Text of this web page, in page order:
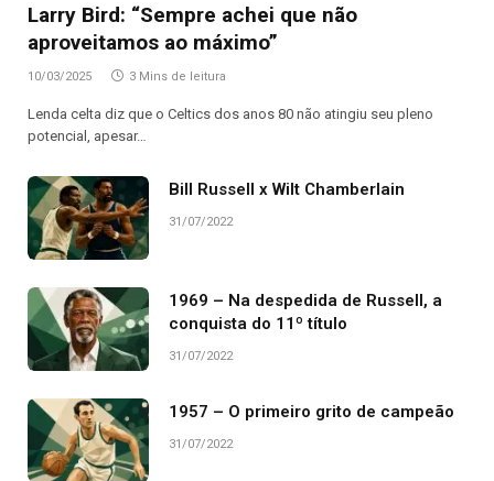
Larry Bird: “Sempre achei que não
aproveitamos ao máximo”
10/03/2025 3 Mins de leitura
Lenda celta diz que o Celtics dos anos 80 não atingiu seu pleno
potencial, apesar…
Bill Russell x Wilt Chamberlain
31/07/2022
1969 – Na despedida de Russell, a
conquista do 11º título
31/07/2022
1957 – O primeiro grito de campeão
31/07/2022